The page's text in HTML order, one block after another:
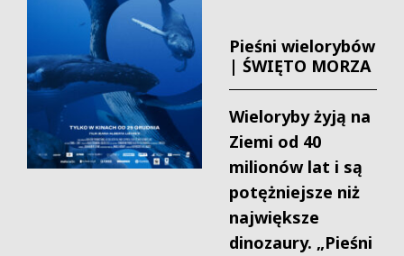
Pieśni wielorybów
| ŚWIĘTO MORZA
Wieloryby żyją na
Ziemi od 40
milionów lat i są
potężniejsze niż
największe
dinozaury. „Pieśni